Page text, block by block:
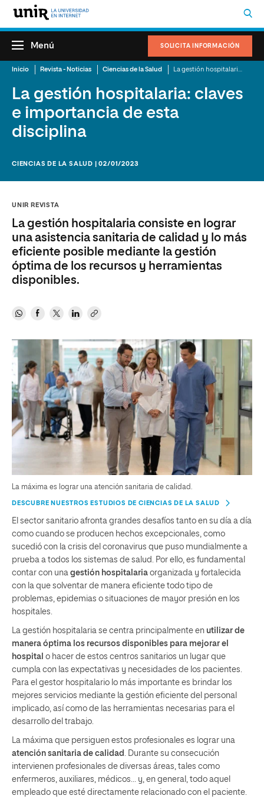
SOLICITA INFORMACIÓN
Menú
Inicio Revista - Noticias Ciencias de la Salud
La gestión hospitalaria: claves
e importancia de esta
disciplina
CIENCIAS DE LA SALUD | 02/01/2023
UNIR REVISTA
La gestión hospitalaria consiste en lograr
una asistencia sanitaria de calidad y lo más
eficiente posible mediante la gestión
óptima de los recursos y herramientas
disponibles.
La máxima es lograr una atención sanitaria de calidad.
DESCUBRE NUESTROS ESTUDIOS DE CIENCIAS DE LA SALUD
El sector sanitario afronta grandes desafíos tanto en su día a día
como cuando se producen hechos excepcionales, como
sucedió con la crisis del coronavirus que puso mundialmente a
prueba a todos los sistemas de salud. Por ello, es fundamental
contar con una gestión hospitalaria organizada y fortalecida
con la que solventar de manera eficiente todo tipo de
problemas, epidemias o situaciones de mayor presión en los
hospitales.
La gestión hospitalaria se centra principalmente en utilizar de
manera óptima los recursos disponibles para mejorar el
hospital o hacer de estos centros sanitarios un lugar que
cumpla con las expectativas y necesidades de los pacientes.
Para el gestor hospitalario lo más importante es brindar los
mejores servicios mediante la gestión eficiente del personal
implicado, así como de las herramientas necesarias para el
desarrollo del trabajo.
La máxima que persiguen estos profesionales es lograr una
atención sanitaria de calidad
. Durante su consecución
intervienen profesionales de diversas áreas, tales como
enfermeros, auxiliares, médicos… y, en general, todo aquel
empleado que esté directamente relacionado con el paciente.